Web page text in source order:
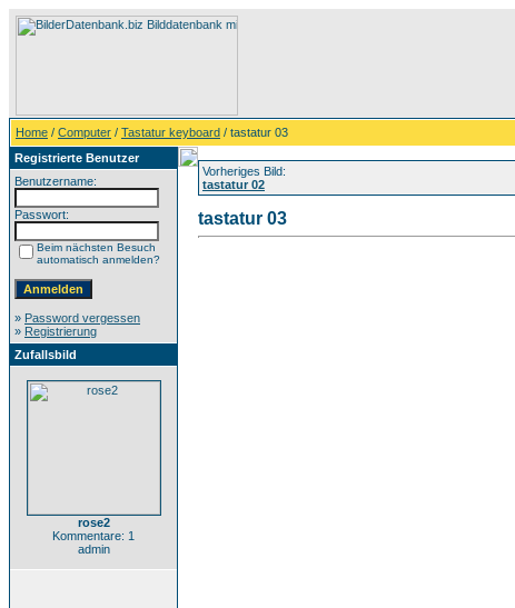
Home / Computer / Tastatur keyboard / tastatur 03
Registrierte Benutzer
Benutzername:
Passwort:
Beim nächsten Besuch
automatisch anmelden?
» Password vergessen
» Registrierung
Zufallsbild
rose2
Kommentare: 1
admin
Vorheriges Bild:
tastatur 02
tastatur 03